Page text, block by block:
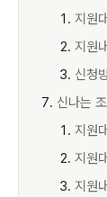
지원
지원
신청
신나는
지원
지원
지원